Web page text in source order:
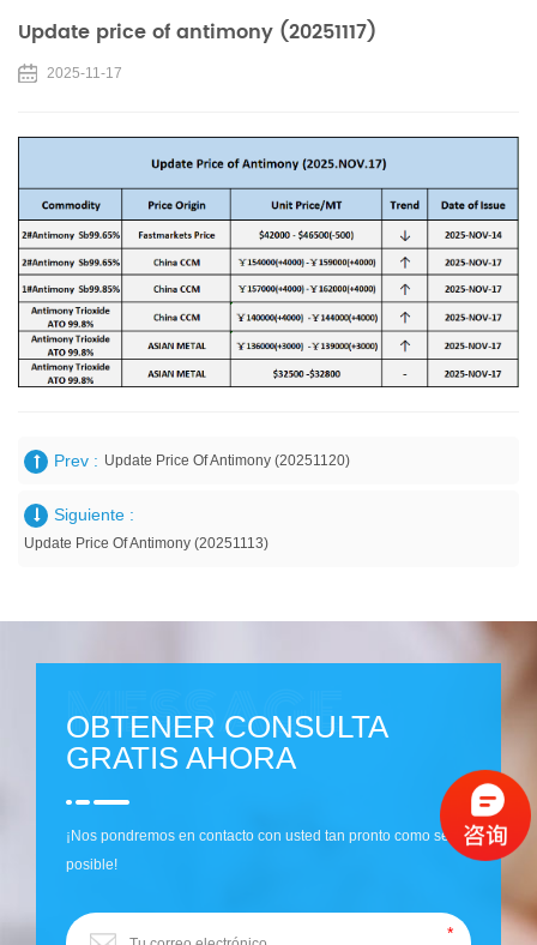
Update price of antimony (20251117)
2025-11-17
Prev : Update Price Of Antimony (20251120)
Siguiente :
Update Price Of Antimony (20251113)
OBTENER CONSULTA
GRATIS AHORA
¡Nos pondremos en contacto con usted tan pronto como sea
posible!